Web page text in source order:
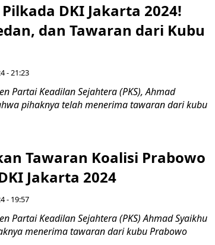
DKI Jakarta 2024!
dan Tawaran dari Kubu
- 21:23
Partai Keadilan Sejahtera (PKS), Ahmad
pihaknya telah menerima tawaran dari kubu
Tawaran Koalisi Prabowo
Jakarta 2024
- 19:57
Partai Keadilan Sejahtera (PKS) Ahmad Syaikhu
menerima tawaran dari kubu Prabowo